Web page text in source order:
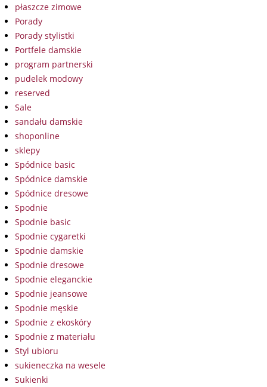
płaszcze zimowe
Porady
Porady stylistki
Portfele damskie
program partnerski
pudelek modowy
reserved
Sale
sandału damskie
shoponline
sklepy
Spódnice basic
Spódnice damskie
Spódnice dresowe
Spodnie
Spodnie basic
Spodnie cygaretki
Spodnie damskie
Spodnie dresowe
Spodnie eleganckie
Spodnie jeansowe
Spodnie męskie
Spodnie z ekoskóry
Spodnie z materiału
Styl ubioru
sukieneczka na wesele
Sukienki